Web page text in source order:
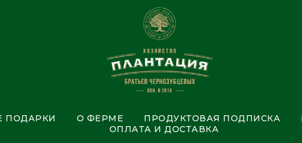
ПОДАРКИ О ФЕРМЕ ПРОДУКТОВАЯ ПОДПИСКА
ОПЛАТА И ДОСТАВКА